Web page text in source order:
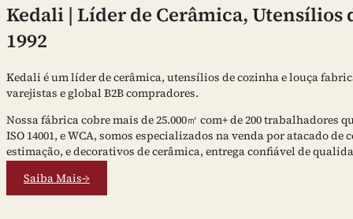
Kedali | Líder de Cerâmica, Utensílios
1992
Kedali é um líder de cerâmica, utensílios de cozinha e louça
varejistas e global B2B compradores.
Nossa fábrica cobre mais de 25.000㎡ com+ de 200 trabalhadores
ISO 14001, e WCA, somos especializados na venda por atacado
estimação, e decorativos de cerâmica, entrega confiável de
Saiba Mais→